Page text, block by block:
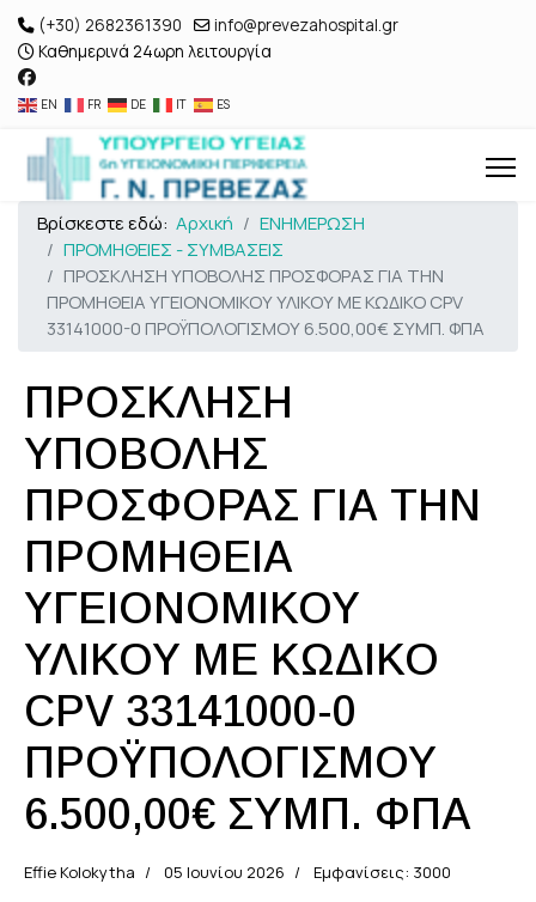
(+30) 2682361390
info@prevezahospital.gr
Καθημερινά 24ωρη λειτουργία
EN FR DE IT ES
Βρίσκεστε εδώ: Αρχική
ΕΝΗΜΕΡΩΣΗ
ΠΡΟΜΗΘΕΙΕΣ - ΣΥΜΒΑΣΕΙΣ
ΠΡΟΣΚΛΗΣΗ ΥΠΟΒΟΛΗΣ ΠΡΟΣΦΟΡΑΣ ΓΙΑ ΤΗΝ
ΠΡΟΜΗΘΕΙΑ ΥΓΕΙΟΝΟΜΙΚΟΥ ΥΛΙΚΟΥ ΜΕ ΚΩΔΙΚΟ CPV
33141000-0 ΠΡΟΫΠΟΛΟΓΙΣΜΟΥ 6.500,00€ ΣΥΜΠ. ΦΠΑ
ΠΡΟΣΚΛΗΣΗ
ΥΠΟΒΟΛΗΣ
ΠΡΟΣΦΟΡΑΣ ΓΙΑ ΤΗΝ
ΠΡΟΜΗΘΕΙΑ
ΥΓΕΙΟΝΟΜΙΚΟΥ
ΥΛΙΚΟΥ ΜΕ ΚΩΔΙΚΟ
CPV 33141000-0
ΠΡΟΫΠΟΛΟΓΙΣΜΟΥ
6.500,00€ ΣΥΜΠ. ΦΠΑ
Effie Kolokytha 05 Ιουνίου 2026 Εμφανίσεις: 3000